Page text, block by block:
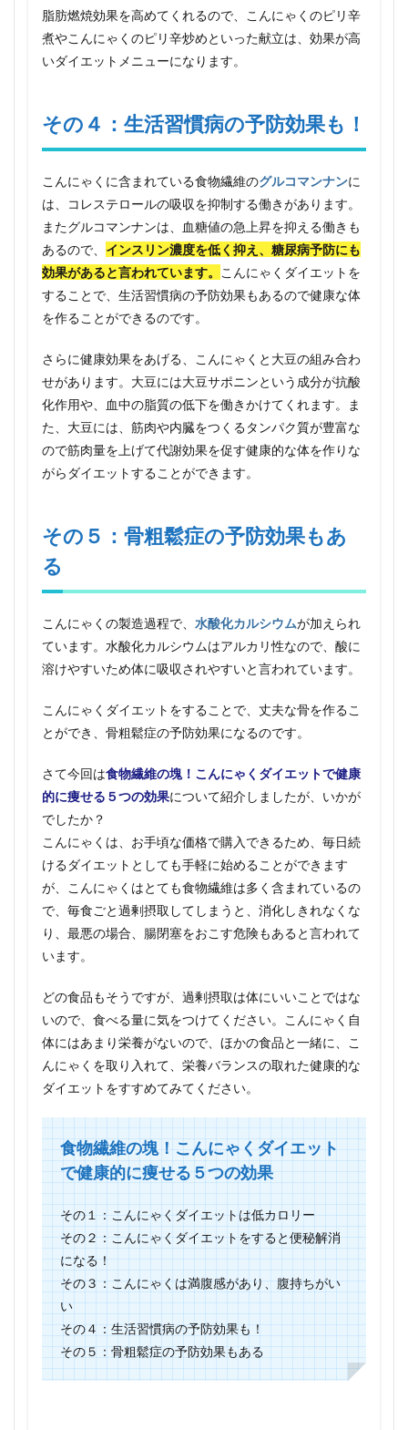
脂肪燃焼効果を高めてくれるので、こんにゃくのピリ辛
煮やこんにゃくのピリ辛炒めといった献立は、効果が高
いダイエットメニューになります。
その４：生活習慣病の予防効果も！
こんにゃくに含まれている食物繊維のグルコマンナンに
は、コレステロールの吸収を抑制する働きがあります。
またグルコマンナンは、血糖値の急上昇を抑える働きも
あるので、 インスリン濃度を低く抑え、糖尿病予防にも
効果があると言われています。
こんにゃくダイエットを
することで、生活習慣病の予防効果もあるので健康な体
を作ることができるのです。
さらに健康効果をあげる、こんにゃくと大豆の組み合わ
せがあります。大豆には大豆サポニンという成分が抗酸
化作用や、血中の脂質の低下を働きかけてくれます。ま
た、大豆には、筋肉や内臓をつくるタンパク質が豊富な
ので筋肉量を上げて代謝効果を促す健康的な体を作りな
がらダイエットすることができます。
その５：骨粗鬆症の予防効果もあ
る
こんにゃくの製造過程で、 水酸化カルシウムが加えられ
ています。水酸化カルシウムはアルカリ性なので、酸に
溶けやすいため体に吸収されやすいと言われています。
こんにゃくダイエットをすることで、丈夫な骨を作るこ
とができ、骨粗鬆症の予防効果になるのです。
さて今回は食物繊維の塊！こんにゃくダイエットで健康
的に痩せる５つの効果について紹介しましたが、いかが
でしたか？
こんにゃくは、お手頃な価格で購入できるため、毎日続
けるダイエットとしても手軽に始めることができます
が、こんにゃくはとても食物繊維は多く含まれているの
で、毎食ごと過剰摂取してしまうと、消化しきれなくな
り、最悪の場合、腸閉塞をおこす危険もあると言われて
います。
どの食品もそうですが、過剰摂取は体にいいことではな
いので、食べる量に気をつけてください。こんにゃく自
体にはあまり栄養がないので、ほかの食品と一緒に、こ
んにゃくを取り入れて、栄養バランスの取れた健康的な
ダイエットをすすめてみてください。
食物繊維の塊！こんにゃくダイエット
で健康的に痩せる５つの効果
その１：こんにゃくダイエットは低カロリー
その２：こんにゃくダイエットをすると便秘解消
になる！
その３：こんにゃくは満腹感があり、腹持ちがい
い
その４：生活習慣病の予防効果も！
その５：骨粗鬆症の予防効果もある